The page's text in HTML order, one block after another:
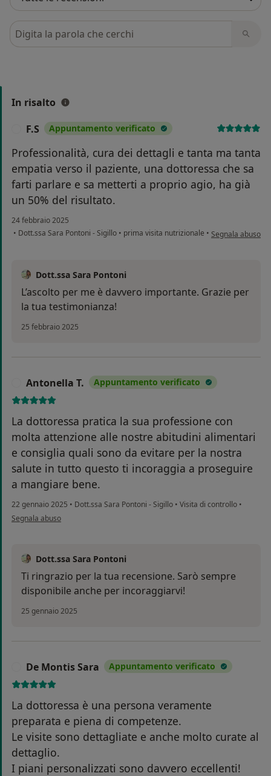
Cerca nelle recensioni
In risalto
F.S Appuntamento verificato
Professionalità, cura dei dettagli e tanta ma tanta
empatia verso il paziente, una dottoressa che sa
farti parlare e sa metterti a proprio agio, ha già
un 50% del risultato.
24 febbraio 2025
• Dott.ssa Sara Pontoni - Sigillo • prima visita nutrizionale • secondo
Segnala abuso
Dott.ssa Sara Pontoni
L’ascolto per me è davvero importante. Grazie per
la tua testimonianza!
25 febbraio 2025
Antonella T. Appuntamento verificato
La dottoressa pratica la sua professione con
molta attenzione alle nostre abitudini alimentari
e consiglia quali sono da evitare per la nostra
salute in tutto questo ti incoraggia a proseguire
a mangiare bene.
22 gennaio 2025 • Dott.ssa Sara Pontoni - Sigillo • Visita di controllo •
secondo l'opinione dell'utente Antonella T.
Segnala abuso
Dott.ssa Sara Pontoni
Ti ringrazio per la tua recensione. Sarò sempre
disponibile anche per incoraggiarvi!
25 gennaio 2025
De Montis Sara Appuntamento verificato
La dottoressa è una persona veramente
preparata e piena di competenze.
Le visite sono dettagliate e anche molto curate al
dettaglio.
I piani personalizzati sono davvero eccellenti!